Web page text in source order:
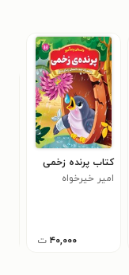
کتاب پرنده زخمی
امیر خیرخواه
۴۰,۰۰۰ ت